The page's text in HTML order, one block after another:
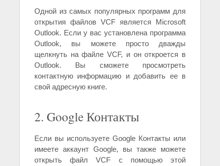
Одной из самых популярных программ для
открытия файлов VCF является Microsoft
Outlook. Если у вас установлена программа
Outlook, вы можете просто дважды
щелкнуть на файле VCF, и он откроется в
Outlook. Вы сможете просмотреть
контактную информацию и добавить ее в
свой адресную книге.
2. Google Контакты
Если вы используете Google Контакты или
имеете аккаунт Google, вы также можете
открыть файл VCF с помощью этой